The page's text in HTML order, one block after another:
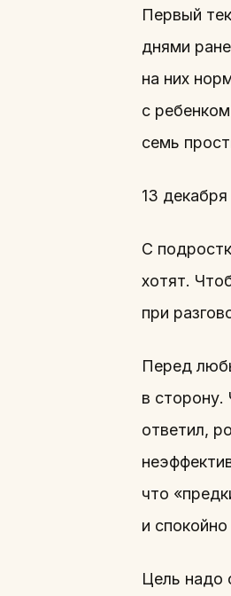
Первый
днями
на них
с
семь
13
С
хотят.
при
Перед
в сторону.
ответил,
что
и
Цель надо